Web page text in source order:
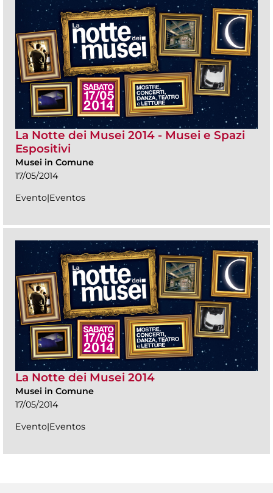
La Notte dei Musei 2014 - Musei e Spazi
Espositivi
Musei in Comune
17/05/2014
Evento|Eventos
La Notte dei Musei 2014
Musei in Comune
17/05/2014
Evento|Eventos